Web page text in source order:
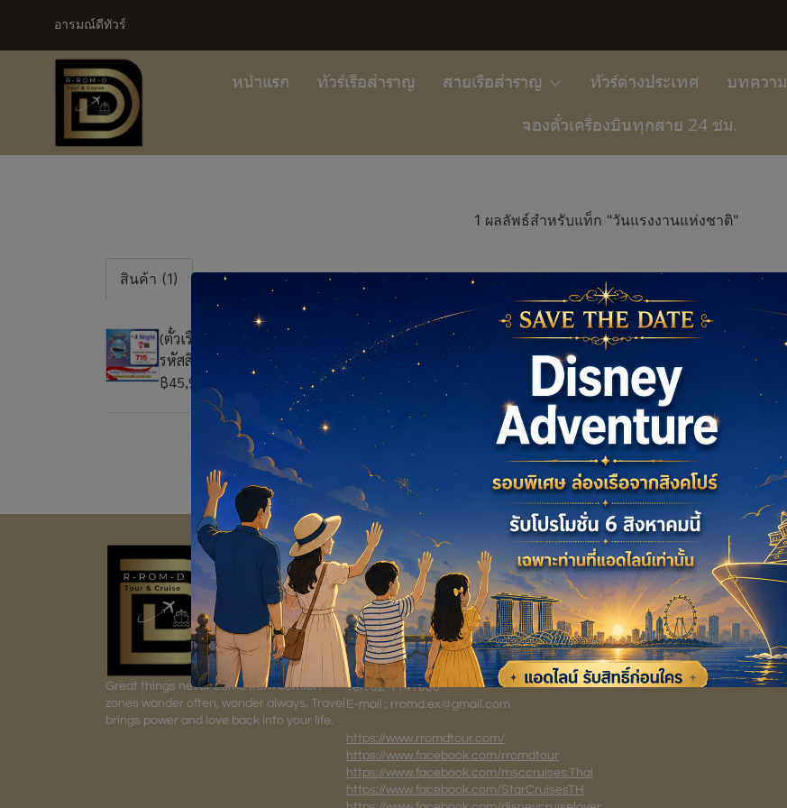
อารมณ์ดีทัวร์
หน้าแรก ทัวร์เรือสำราญ สายเรือสำราญ ทัวร์ต่างประเทศ บทความ
จองตั๋วเครื่องบินทุกสาย 24 ชม.
1 ผลลัพธ์สำหรับแท็ก "วันแรงงานแห่งชาติ"
สินค้า (1)
(ตั๋วเรือ) พ.ค. 69 - ส.ค.70 ล่องเรือเส้นทางสิงคโปร์ 5 วัน 4 คืน Disney Adventure
รหัสสินค้า : CRSIN_DA02
฿45,900
1
Great things never come from comfort
zones wander often, wonder always. Travel
brings power and love back into your life.
อารมณ์ดีทัวร์
R ROM D EXPERIENCE CO.,LTD.
ใบอนุญาตเลขที่ 11/11380
116 Ramkamhaeng 30/1 Huamark,
Bangkapi Bangkok 10240 Thailand
Tel : 02-1147050
E-mail : rromd.ex@gmail.com
https://www.rromdtour.com/
https://www.facebook.com/rromdtour
https://www.facebook.com/msccruises.Thai
https://www.facebook.com/StarCruisesTH